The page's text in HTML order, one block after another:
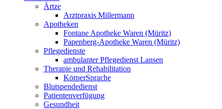
Ärtze
Arztpraxis Millermann
Apotheken
Fontane Apotheke Waren (Müritz)
Papenberg-Apotheke Waren (Müritz)
Pflegedienste
ambulanter Pflegedienst Lansen
Therapie und Rehabilitation
KörperSprache
Blutspendedienst
Patientenverfügung
Gesundheit